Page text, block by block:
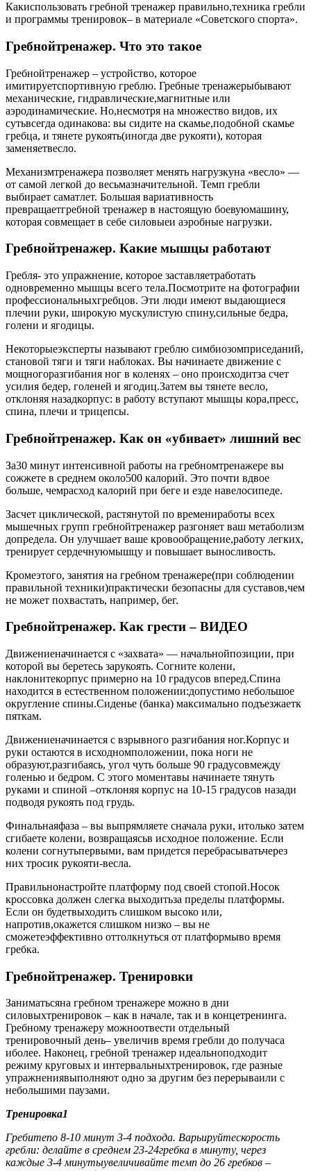
Какиспользовать гребной тренажер правильно,техника гребли
и программы тренировок– в материале «Советского спорта».
Гребнойтренажер. Что это такое
Гребнойтренажер – устройство, которое
имитируетспортивную греблю. Гребные тренажерыбывают
механические, гидравлические,магнитные или
аэродинамические. Но,несмотря на множество видов, их
сутьвсегда одинакова: вы сидите на скамье,подобной скамье
гребца, и тянете рукоять(иногда две рукояти), которая
заменяетвесло.
Механизмтренажера позволяет менять нагрузкуна «весло» —
от самой легкой до весьмазначительной. Темп гребли
выбирает саматлет. Большая вариативность
превращаетгребной тренажер в настоящую боевуюмашину,
которая совмещает в себе силовыеи аэробные нагрузки.
Гребнойтренажер. Какие мышцы работают
Гребля- это упражнение, которое заставляетработать
одновременно мышцы всего тела.Посмотрите на фотографии
профессиональныхгребцов. Эти люди имеют выдающиеся
плечии руки, широкую мускулистую спину,сильные бедра,
голени и ягодицы.
Некоторыеэксперты называют греблю симбиозомприседаний,
становой тяги и тяги наблоках. Вы начинаете движение с
мощногоразгибания ног в коленях – оно происходитза счет
усилия бедер, голеней и ягодиц.Затем вы тянете весло,
отклоняя назадкорпус: в работу вступают мышцы кора,пресс,
спина, плечи и трицепсы.
Гребнойтренажер. Как он «убивает» лишний вес
За30 минут интенсивной работы на гребномтренажере вы
сожжете в среднем около500 калорий. Это почти вдвое
больше, чемрасход калорий при беге и езде навелосипеде.
Засчет циклической, растянутой по времениработы всех
мышечных групп гребнойтренажер разгоняет ваш метаболизм
допредела. Он улучшает ваше кровообращение,работу легких,
тренирует сердечнуюмышцу и повышает выносливость.
Кромеэтого, занятия на гребном тренажере(при соблюдении
правильной техники)практически безопасны для суставов,чем
не может похвастать, например, бег.
Гребнойтренажер. Как грести – ВИДЕО
Движениеначинается с «захвата» — начальнойпозиции, при
которой вы беретесь зарукоять. Согните колени,
наклонитекорпус примерно на 10 градусов вперед.Спина
находится в естественном положении:допустимо небольшое
округление спины.Сиденье (банка) максимально подъезжаетк
пяткам.
Движениеначинается с взрывного разгибания ног.Корпус и
руки остаются в исходномположении, пока ноги не
образуют,разгибаясь, угол чуть больше 90 градусовмежду
голенью и бедром. С этого моментавы начинаете тянуть
руками и спиной –отклоняя корпус на 10-15 градусов назади
подводя рукоять под грудь.
Финальнаяфаза – вы выпрямляете сначала руки, итолько затем
сгибаете колени, возвращаясьв исходное положение. Если
колени согнутьпервыми, вам придется перебрасыватьчерез
них тросик рукояти-весла.
Правильнонастройте платформу под своей стопой.Носок
кроссовка должен слегка выходитьза пределы платформы.
Если он будетвыходить слишком высоко или,
напротив,окажется слишком низко – вы не
сможетеэффективно оттолкнуться от платформыво время
гребка.
Гребнойтренажер. Тренировки
Заниматьсяна гребном тренажере можно в дни
силовыхтренировок – как в начале, так и в концетренинга.
Гребному тренажеру можноотвести отдельный
тренировочный день– увеличив время гребли до получаса
иболее. Наконец, гребной тренажер идеальноподходит
режиму круговых и интервальныхтренировок, где разные
упражнениявыполняют одно за другим без перерываили с
небольшими паузами.
Тренировка1
Гребитепо 8-10 минут 3-4 подхода. Варьируйтескорость
гребли: делайте в среднем 23-24гребка в минуту, через
каждые 3-4 минутыувеличивайте темп до 26 гребков –